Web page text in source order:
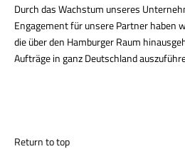
Durch das Wachstum unseres
Engagement für unsere Partner haben
die über den Hamburger Raum
Aufträge in ganz Deutschland
Return to top